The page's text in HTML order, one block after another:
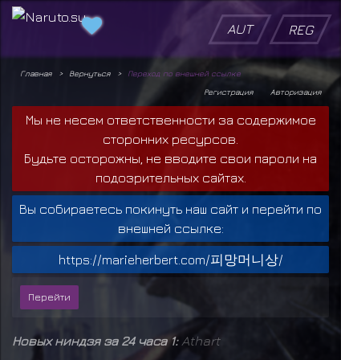
AUT REG
Главная Вернуться
Переход по внешней ссылке
Авторизация
Регистрация
Мы не несем ответственности за содержимое
сторонних ресурсов.
Будьте осторожны, не вводите свои пароли на
подозрительных сайтах.
Вы собираетесь покинуть наш сайт и перейти по
внешней ссылке:
https://marieherbert.com/피망머니상/
Новых ниндзя за 24 часа 1: Athart